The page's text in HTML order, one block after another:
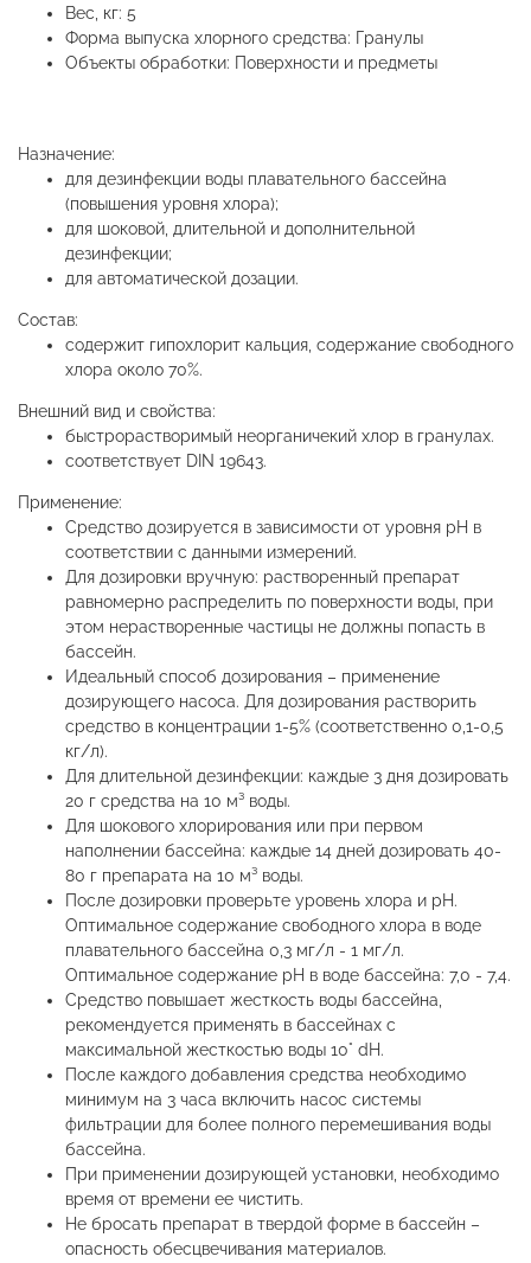
Вес, кг: 5
Форма выпуска хлорного средства: Гранулы
Объекты обработки: Поверхности и предметы
Назначение:
для дезинфекции воды плавательного бассейна
(повышения уровня хлора);
для шоковой, длительной и дополнительной
дезинфекции;
для автоматической дозации.
Состав:
содержит гипохлорит кальция, содержание свободного
хлора около 70%.
Внешний вид и свойства:
быстрорастворимый неорганичекий хлор в гранулах.
соответствует DIN 19643.
Применение:
Средство дозируется в зависимости от уровня рН в
соответствии с данными измерений.
Для дозировки вручную: растворенный препарат
равномерно распределить по поверхности воды, при
этом нерастворенные частицы не должны попасть в
бассейн.
Идеальный способ дозирования – применение
дозирующего насоса. Для дозирования растворить
средство в концентрации 1-5% (соответственно 0,1-0,5
кг/л).
Для длительной дезинфекции: каждые 3 дня дозировать
20 г средства на 10 м³ воды.
Для шокового хлорирования или при первом
наполнении бассейна: каждые 14 дней дозировать 40-
80 г препарата на 10 м³ воды.
После дозировки проверьте уровень хлора и рН.
Оптимальное содержание свободного хлора в воде
плавательного бассейна 0,3 мг/л - 1 мг/л.
Оптимальное содержание pH в воде бассейна: 7,0 - 7,4.
Средство повышает жесткость воды бассейна,
рекомендуется применять в бассейнах с
максимальной жесткостью воды 10° dH.
После каждого добавления средства необходимо
минимум на 3 часа включить насос системы
фильтрации для более полного перемешивания воды
бассейна.
При применении дозирующей установки, необходимо
время от времени ее чистить.
Не бросать препарат в твердой форме в бассейн –
опасность обесцвечивания материалов.